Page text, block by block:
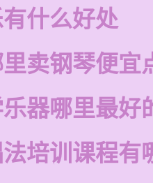
什么好处
卖钢琴便宜
器哪里最好
培训课程有